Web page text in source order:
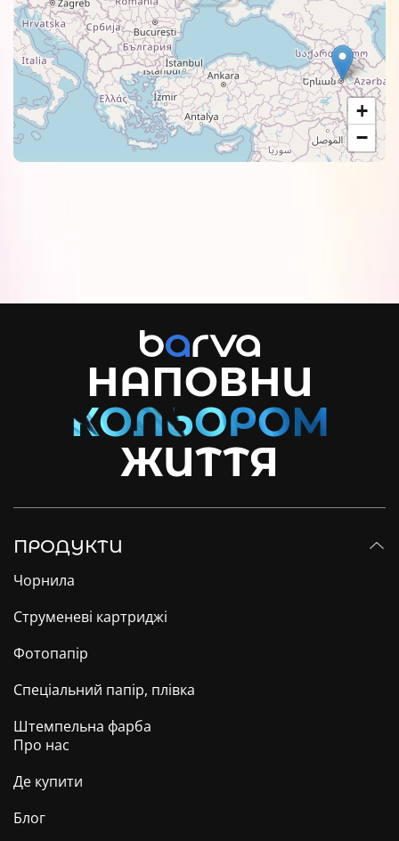
+
−
НАПОВНИ
ЖИТТЯ
ПРОДУКТИ
Чорнила
Струменеві картриджі
Фотопапір
Спеціальний папір, плівка
Штемпельна фарба
Про нас
Де купити
Блог